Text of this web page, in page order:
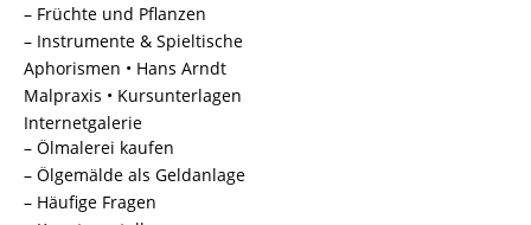
– Früchte und Pflanzen
– Instrumente & Spieltische
Aphorismen • Hans Arndt
Malpraxis • Kursunterlagen
Internetgalerie
– Ölmalerei kaufen
– Ölgemälde als Geldanlage
– Häufige Fragen